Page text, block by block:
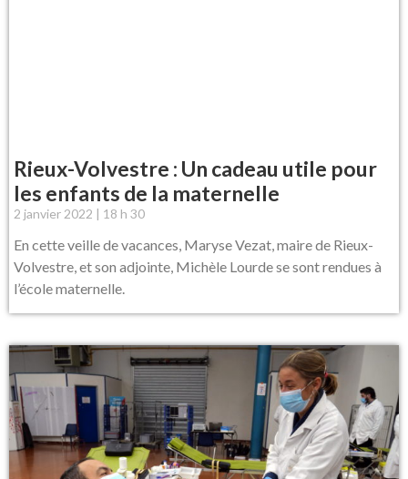
Rieux-Volvestre : Un cadeau utile pour
les enfants de la maternelle
2 janvier 2022 18 h 30
En cette veille de vacances, Maryse Vezat, maire de Rieux-
Volvestre, et son adjointe, Michèle Lourde se sont rendues à
l’école maternelle.